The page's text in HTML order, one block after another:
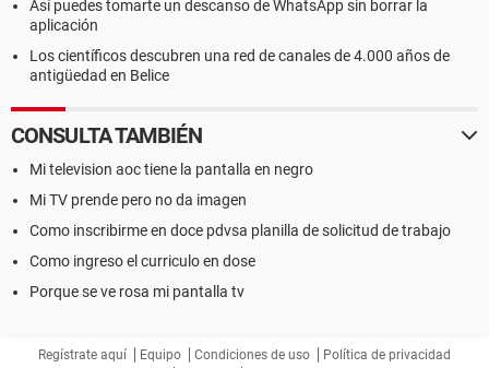
Así puedes tomarte un descanso de WhatsApp sin borrar la
aplicación
Los científicos descubren una red de canales de 4.000 años de
antigüedad en Belice
CONSULTA TAMBIÉN
Mi television aoc tiene la pantalla en negro
Mi TV prende pero no da imagen
Como inscribirme en doce pdvsa planilla de solicitud de trabajo
Como ingreso el curriculo en dose
Porque se ve rosa mi pantalla tv
Regístrate aquí Equipo Condiciones de uso
Política de privacidad